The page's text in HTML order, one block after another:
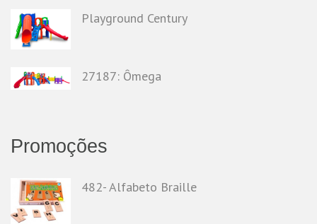
Playground Century
27187: Ômega
Promoções
482- Alfabeto Braille